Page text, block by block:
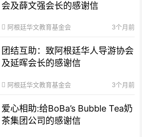
会及薛文强会长的感谢信
阿根廷华文教育基金会 3个月前
团结互助：致阿根廷华人导游协会
及延晖会长的感谢信
阿根廷华文教育基金会 3个月前
爱心相助:给BoBa’s Bubble Tea奶
茶集团公司的感谢信